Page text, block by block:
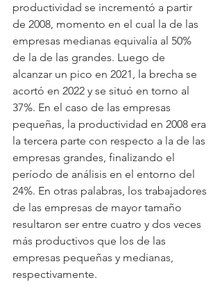
productividad se incrementó a partir
de 2008, momento en el cual la de las
empresas medianas equivalía al 50%
de la de las grandes. Luego de
alcanzar un pico en 2021, la brecha se
acortó en 2022 y se situó en torno al
37%. En el caso de las empresas
pequeñas, la productividad en 2008 era
la tercera parte con respecto a la de las
empresas grandes, finalizando el
período de análisis en el entorno del
24%. En otras palabras, los trabajadores
de las empresas de mayor tamaño
resultaron ser entre cuatro y dos veces
más productivos que los de las
empresas pequeñas y medianas,
respectivamente.